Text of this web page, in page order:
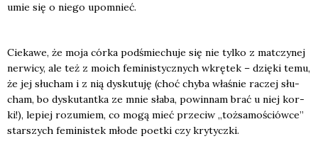
umie się o nie­go upo­mnieć.
Cie­ka­we, że moja cór­ka pod­śmie­chu­je się nie tyl­ko z mat­czy­nej
ner­wi­cy, ale też z moich femi­ni­stycz­nych wkrę­tek – dzię­ki temu,
że jej słu­cham i z nią dys­ku­tu­ję (choć chy­ba wła­śnie raczej słu­
cham, bo dys­ku­tant­ka ze mnie sła­ba, powin­nam brać u niej kor­
ki!), lepiej rozu­miem, co mogą mieć prze­ciw „toż­sa­mo­ściów­ce”
star­szych femi­ni­stek mło­de poet­ki czy kry­tycz­ki.